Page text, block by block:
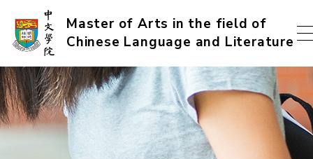
Master of Arts in the field of
Chinese Language and Literature
Skip
to
content
(Press
enter)